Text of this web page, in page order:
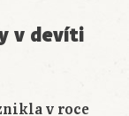
v devíti
v roce